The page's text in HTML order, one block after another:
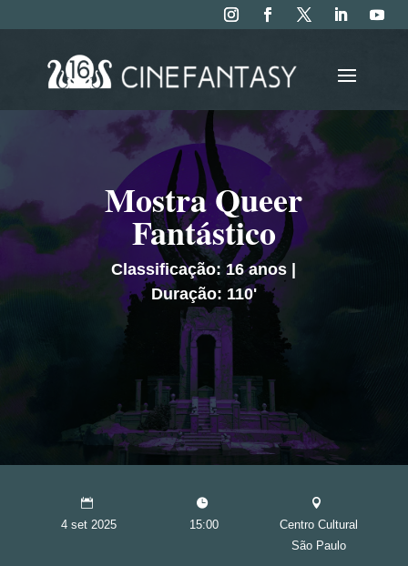
Mostra Queer
Fantástico
Classificação: 16 anos |
Duração: 110'
4 set 2025 15:00
Centro Cultural
São Paulo